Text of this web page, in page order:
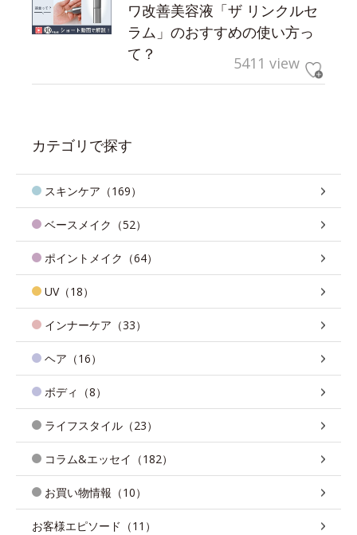
ワ改善美容液「ザ リンクルセ
ラム」のおすすめの使い方っ
て？
5411 view
カテゴリで探す
スキンケア（169）
ベースメイク（52）
ポイントメイク（64）
UV（18）
インナーケア（33）
ヘア（16）
ボディ（8）
ライフスタイル（23）
コラム&エッセイ（182）
お買い物情報（10）
お客様エピソード（11）